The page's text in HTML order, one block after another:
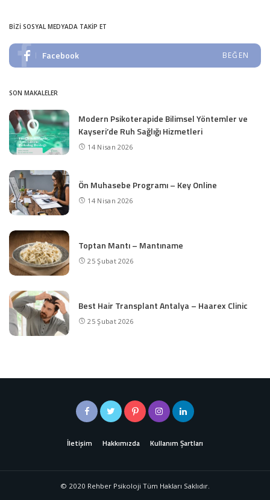
BIZI SOSYAL MEDYADA TAKIP ET
Facebook BEĞEN
SON MAKALELER
Modern Psikoterapide Bilimsel Yöntemler ve
Kayseri’de Ruh Sağlığı Hizmetleri
14 Nisan 2026
Ön Muhasebe Programı – Key Online
14 Nisan 2026
Toptan Mantı – Mantıname
25 Şubat 2026
Best Hair Transplant Antalya – Haarex Clinic
25 Şubat 2026
İletişim Hakkımızda Kullanım Şartları
© 2020 Rehber Psikoloji Tüm Hakları Saklıdır.